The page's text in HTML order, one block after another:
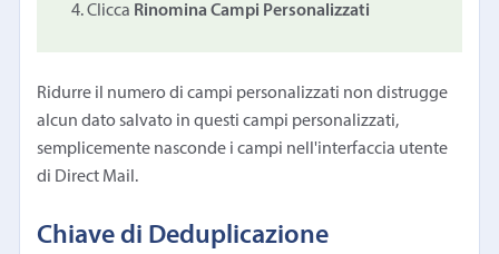
Clicca Rinomina Campi Personalizzati
Ridurre il numero di campi personalizzati non distrugge
alcun dato salvato in questi campi personalizzati,
semplicemente nasconde i campi nell'interfaccia utente
di Direct Mail.
Chiave di Deduplicazione